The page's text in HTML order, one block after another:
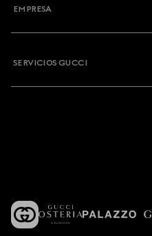
EMPRESA
SERVICIOS GUCCI